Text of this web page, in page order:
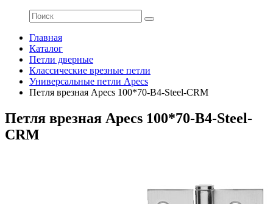
Главная
Каталог
Петли дверные
Классические врезные петли
Универсальные петли Apecs
Петля врезная Apecs 100*70-B4-Steel-CRM
Петля врезная Apecs 100*70-B4-Steel-
CRM